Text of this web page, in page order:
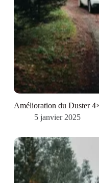
Amélioration du Duster
5 janvier 2025